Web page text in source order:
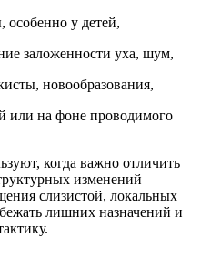
особенно у детей,
заложенности уха, шум,
новообразования,
или на фоне проводимого
когда важно отличить
изменений —
слизистой, локальных
лишних назначений и